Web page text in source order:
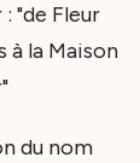
"de Fleur
à la Maison
du nom